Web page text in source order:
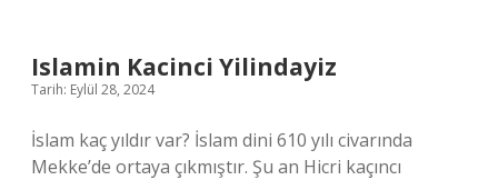
Islamin Kacinci Yilindayiz
Tarih: Eylül 28, 2024
İslam kaç yıldır var? İslam dini 610 yılı civarında
Mekke’de ortaya çıkmıştır. Şu an Hicri kaçıncı